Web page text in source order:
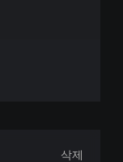
삭제